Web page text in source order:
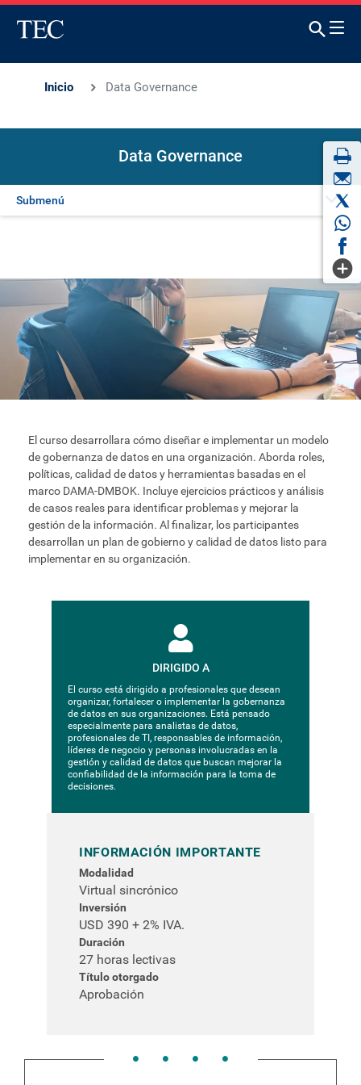
Inicio Data Governance
Data Governance
Submenú
Plan del curso
El curso desarrollara cómo diseñar e implementar un modelo
de gobernanza de datos en una organización. Aborda roles,
políticas, calidad de datos y herramientas basadas en el
marco DAMA-DMBOK. Incluye ejercicios prácticos y análisis
de casos reales para identificar problemas y mejorar la
gestión de la información. Al finalizar, los participantes
desarrollan un plan de gobierno y calidad de datos listo para
implementar en su organización.
DIRIGIDO A
El curso está dirigido a profesionales que desean
organizar, fortalecer o implementar la gobernanza
de datos en sus organizaciones. Está pensado
especialmente para analistas de datos,
profesionales de TI, responsables de información,
líderes de negocio y personas involucradas en la
gestión y calidad de datos que buscan mejorar la
confiabilidad de la información para la toma de
decisiones.
INFORMACIÓN IMPORTANTE
Modalidad
Virtual sincrónico
Inversión
USD 390 + 2% IVA.
Duración
27 horas lectivas
Título otorgado
Aprobación